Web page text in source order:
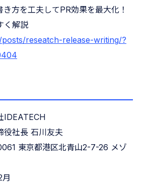
き方を工夫してPR効果を最大化！
く解説
reseatch-release-writing/?
社長 石川友夫
東京都港区北青山2-7-26 メゾ